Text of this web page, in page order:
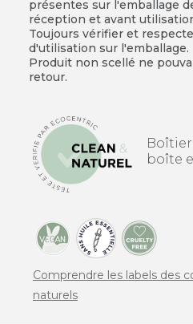
présentes sur l'emballage
réception et avant
Toujours vérifier et
d'utilisation sur l'emballage.
Produit non scellé ne
retour.
boîte
Comprendre les labels des
naturels